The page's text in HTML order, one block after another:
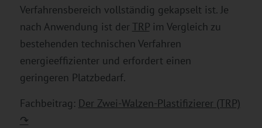
Verfahrensbereich vollständig gekapselt ist. Je
nach Anwendung ist derTRPim Vergleich zu
bestehenden technischen Verfahren
energieeffizienter und erfordert einen
geringeren Platzbedarf.
Fachbeitrag: Der Zwei-Walzen-Plastifizierer (TRP)
↷